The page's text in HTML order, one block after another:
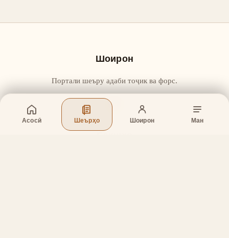
Асосӣ Шеърҳо Шоирон Ман
Шоирон
Портали шеъру адаби тоҷик ва форс.